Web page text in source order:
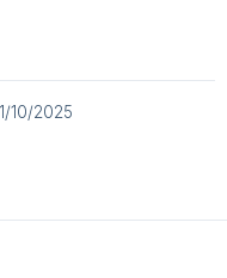
10/2025